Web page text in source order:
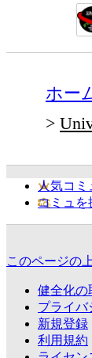
ホー
人気コミ
コミュを
このページの
健全化の
プライバ
新規登録
利用規約